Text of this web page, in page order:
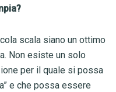
scala siano un ottimo
Non esiste un solo
per il quale si possa
e che possa essere